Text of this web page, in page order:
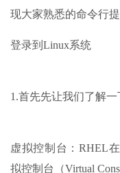
现大家熟悉的命令行
登录到Linux系统
1.首先先让我们了解
虚拟控制台：RHEL
拟控制台（Virtual